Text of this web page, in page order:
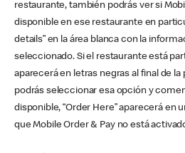
restaurante, también podrás ver si
disponible en ese restaurante en
details” en la área blanca con la
seleccionado. Si el restaurante está
aparecerá en letras negras al final de la
podrás seleccionar esa opción y
disponible, “Order Here” aparecerá en
que Mobile Order & Pay no está